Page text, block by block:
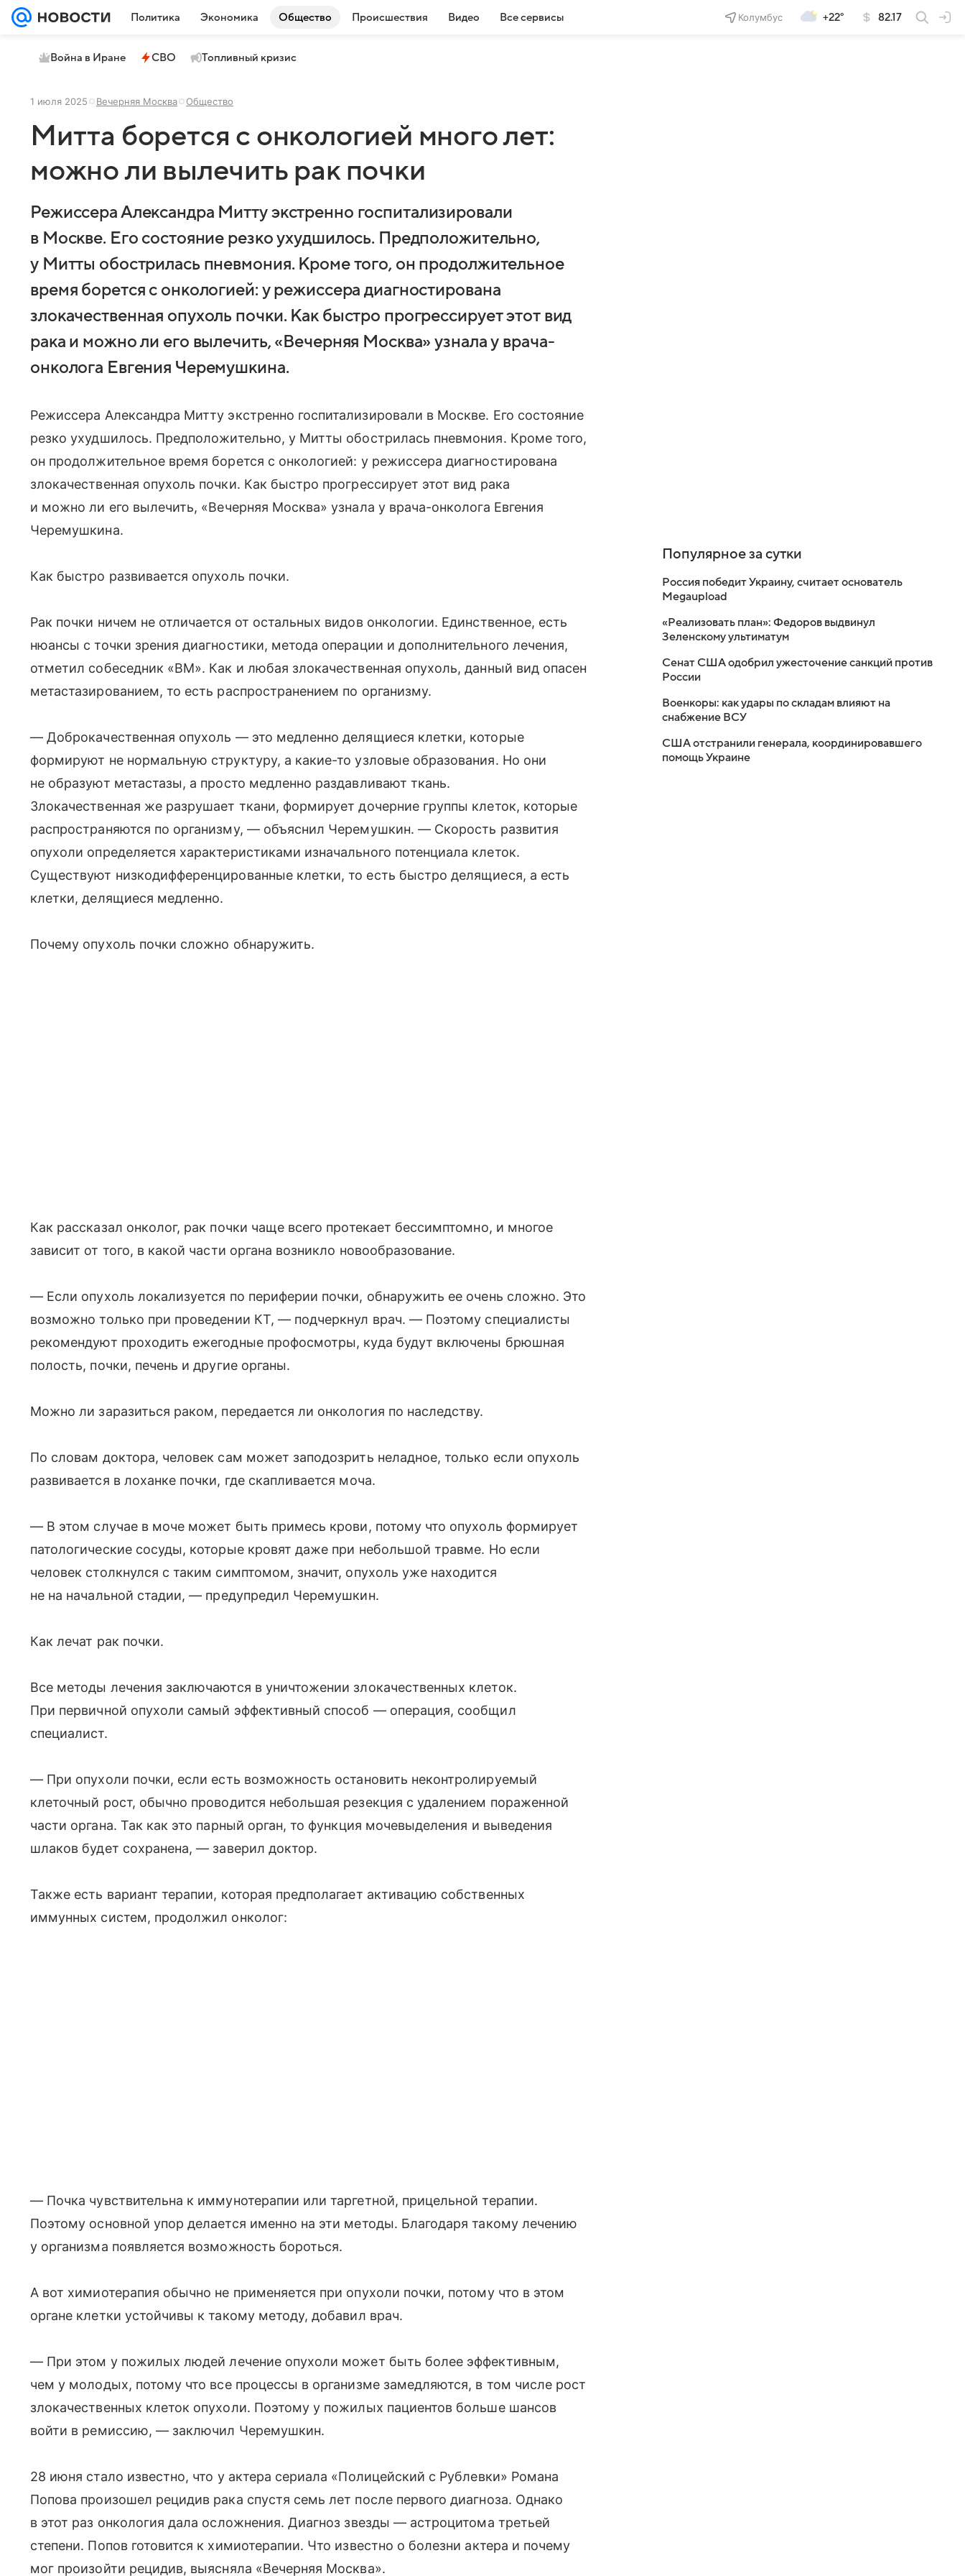
Политика Экономика Общество Происшествия Видео Все сервисы Колумбус +22° 82.17
Война в Иране СВО Топливный кризис
1 июля 2025 Вечерняя Москва Общество
Митта борется с онкологией много лет:
можно ли вылечить рак почки
Режиссера Александра Митту экстренно госпитализировали
в Москве. Его состояние резко ухудшилось. Предположительно,
у Митты обострилась пневмония. Кроме того, он продолжительное
время борется с онкологией: у режиссера диагностирована
злокачественная опухоль почки. Как быстро прогрессирует этот вид
рака и можно ли его вылечить, «Вечерняя Москва» узнала у врача-
онколога Евгения Черемушкина.
Режиссера Александра Митту экстренно госпитализировали в Москве. Его состояние
резко ухудшилось. Предположительно, у Митты обострилась пневмония. Кроме того,
он продолжительное время борется с онкологией: у режиссера диагностирована
злокачественная опухоль почки. Как быстро прогрессирует этот вид рака
и можно ли его вылечить, «Вечерняя Москва» узнала у врача-онколога Евгения
Черемушкина.
Как быстро развивается опухоль почки.
Рак почки ничем не отличается от остальных видов онкологии. Единственное, есть
нюансы с точки зрения диагностики, метода операции и дополнительного лечения,
отметил собеседник «ВМ». Как и любая злокачественная опухоль, данный вид опасен
метастазированием, то есть распространением по организму.
— Доброкачественная опухоль — это медленно делящиеся клетки, которые
формируют не нормальную структуру, а какие-то узловые образования. Но они
не образуют метастазы, а просто медленно раздавливают ткань.
Злокачественная же разрушает ткани, формирует дочерние группы клеток, которые
распространяются по организму, — объяснил Черемушкин. — Скорость развития
опухоли определяется характеристиками изначального потенциала клеток.
Существуют низкодифференцированные клетки, то есть быстро делящиеся, а есть
клетки, делящиеся медленно.
Почему опухоль почки сложно обнаружить.
Как рассказал онколог, рак почки чаще всего протекает бессимптомно, и многое
зависит от того, в какой части органа возникло новообразование.
— Если опухоль локализуется по периферии почки, обнаружить ее очень сложно. Это
возможно только при проведении КТ, — подчеркнул врач. — Поэтому специалисты
рекомендуют проходить ежегодные профосмотры, куда будут включены брюшная
полость, почки, печень и другие органы.
Можно ли заразиться раком, передается ли онкология по наследству.
По словам доктора, человек сам может заподозрить неладное, только если опухоль
развивается в лоханке почки, где скапливается моча.
— В этом случае в моче может быть примесь крови, потому что опухоль формирует
патологические сосуды, которые кровят даже при небольшой травме. Но если
человек столкнулся с таким симптомом, значит, опухоль уже находится
не на начальной стадии, — предупредил Черемушкин.
Как лечат рак почки.
Все методы лечения заключаются в уничтожении злокачественных клеток.
При первичной опухоли самый эффективный способ — операция, сообщил
специалист.
— При опухоли почки, если есть возможность остановить неконтролируемый
клеточный рост, обычно проводится небольшая резекция с удалением пораженной
части органа. Так как это парный орган, то функция мочевыделения и выведения
шлаков будет сохранена, — заверил доктор.
Также есть вариант терапии, которая предполагает активацию собственных
иммунных систем, продолжил онколог:
— Почка чувствительна к иммунотерапии или таргетной, прицельной терапии.
Поэтому основной упор делается именно на эти методы. Благодаря такому лечению
у организма появляется возможность бороться.
А вот химиотерапия обычно не применяется при опухоли почки, потому что в этом
органе клетки устойчивы к такому методу, добавил врач.
— При этом у пожилых людей лечение опухоли может быть более эффективным,
чем у молодых, потому что все процессы в организме замедляются, в том числе рост
злокачественных клеток опухоли. Поэтому у пожилых пациентов больше шансов
войти в ремиссию, — заключил Черемушкин.
28 июня стало известно, что у актера сериала «Полицейский с Рублевки» Романа
Попова произошел рецидив рака спустя семь лет после первого диагноза. Однако
в этот раз онкология дала осложнения. Диагноз звезды — астроцитома третьей
степени. Попов готовится к химиотерапии. Что известно о болезни актера и почему
мог произойти рецидив, выясняла «Вечерняя Москва».
Популярное за сутки
Россия победит Украину, считает основатель
Megaupload
«Реализовать план»: Федоров выдвинул
Зеленскому ультиматум
Сенат США одобрил ужесточение санкций против
России
Военкоры: как удары по складам влияют на
снабжение ВСУ
США отстранили генерала, координировавшего
помощь Украине